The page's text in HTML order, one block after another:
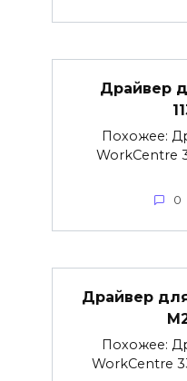
Драйвер
Похожее:
WorkCentre
0
Драйвер
Похожее:
WorkCentre